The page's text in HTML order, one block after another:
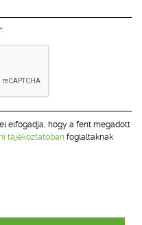
elfogadja, hogy a fent megadott
tájékoztatóban foglaltaknak